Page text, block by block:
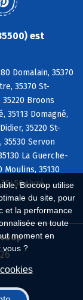
Biocoop utilise
du site, pour
et la performance
en toute
moment en
vous ?
est
Domalain, 35370
35370 St-
Broons
35113 Domagné,
35220 St-
35530 Servon
La Guerche-
Moulins, 35130
Livré